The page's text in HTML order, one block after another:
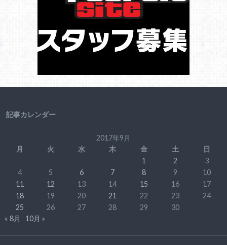
記事カレンダー
2017年9月
月
火 水 木 金 土
日
1
2
3
4
5 6 7 8 9
10
11
12 13 14 15 16
17
18
19 20 21 22 23
24
25
26 27 28 29
30
« 8月
10月 »